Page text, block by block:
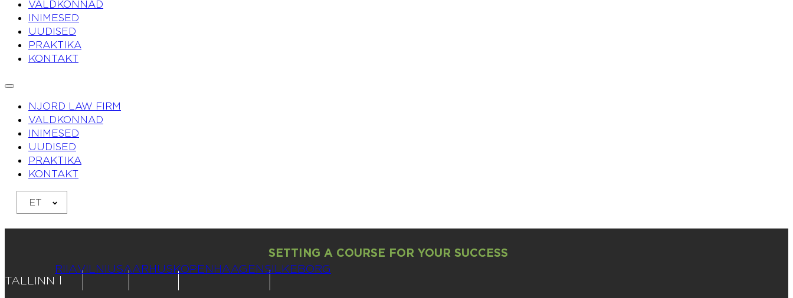
VALDKONNAD
INIMESED
UUDISED
PRAKTIKA
KONTAKT
NJORD LAW FIRM
VALDKONNAD
INIMESED
UUDISED
PRAKTIKA
KONTAKT
ET
SETTING A COURSE FOR YOUR SUCCESS
TALLINN
RIIAVILNIUSAARHUSKOPENHAAGENSILKEBORG